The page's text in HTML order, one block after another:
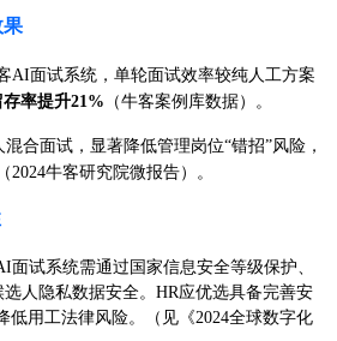
AI面试系统，单轮面试效率较纯人工方案
存率提升21% （牛客案例库数据）。
合面试，显著降低管理岗位“错招”风险，
牛客研究院微报告）。
试系统需通过国家信息安全等级保护、
人隐私数据安全。HR应优选具备完善安
低用工法律风险。（见《2024全球数字化